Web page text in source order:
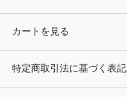
カートを見る
特定商取引法に基づく表記